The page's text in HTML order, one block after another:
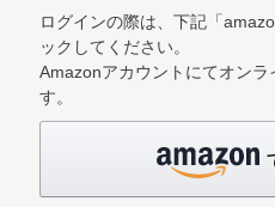
ログインの際は、下記「
ックしてください。
Amazonアカウントにてオン
す。